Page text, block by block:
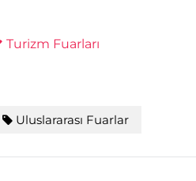
Turizm Fuarları
Uluslararası Fuarlar